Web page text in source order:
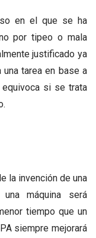
en el que se ha
por tipeo o mala
justificado ya
tarea en base a
si se trata
la invención de una
máquina será
tiempo que un
siempre mejorará